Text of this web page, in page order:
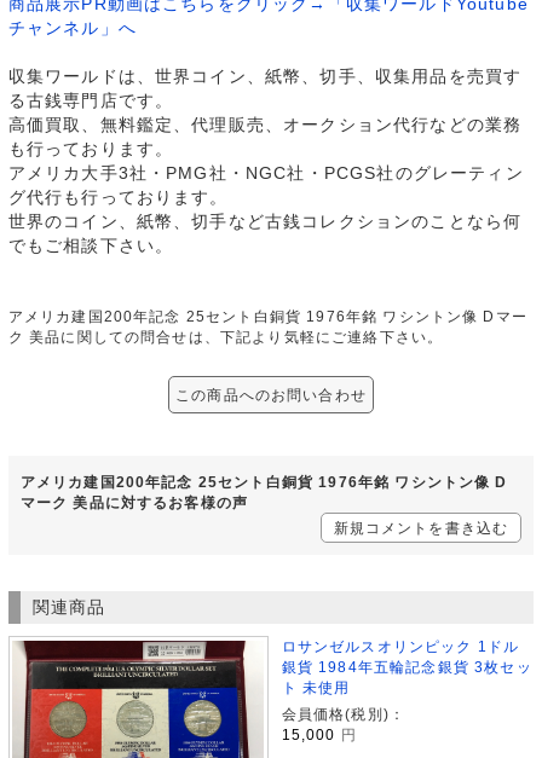
商品展示PR動画はこちらをクリック→「収集ワールドYoutube
チャンネル」へ
収集ワールドは、世界コイン、紙幣、切手、収集用品を売買す
る古銭専門店です。
高価買取、無料鑑定、代理販売、オークション代行などの業務
も行っております。
アメリカ大手3社・PMG社・NGC社・PCGS社のグレーティン
グ代行も行っております。
世界のコイン、紙幣、切手など古銭コレクションのことなら何
でもご相談下さい。
アメリカ建国200年記念 25セント白銅貨 1976年銘 ワシントン像 Dマー
ク 美品に関しての問合せは、下記より気軽にご連絡下さい。
この商品へのお問い合わせ
アメリカ建国200年記念 25セント白銅貨 1976年銘 ワシントン像 D
マーク 美品に対するお客様の声
新規コメントを書き込む
関連商品
ロサンゼルスオリンピック 1ドル
銀貨 1984年五輪記念銀貨 3枚セッ
ト 未使用
会員価格(税別)：
15,000
円